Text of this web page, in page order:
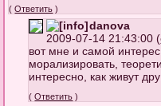
(Ответить )
danova
2009-07-14 21:43:00 (
вот мне и самой
морализировать,
интересно, как живут
(Ответить )